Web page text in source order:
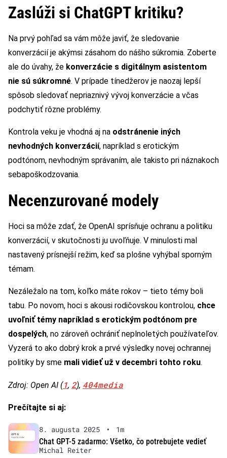
Zaslúži si ChatGPT kritiku?
Na prvý pohľad sa vám môže javiť, že sledovanie
konverzácií je akýmsi zásahom do nášho súkromia. Zoberte
ale do úvahy, že konverzácie s digitálnym asistentom
nie sú súkromné. V prípade tínedžerov je naozaj lepší
spôsob sledovať nepriaznivý vývoj konverzácie a včas
podchytiť rôzne problémy.
Kontrola veku je vhodná aj na odstránenie iných
nevhodných konverzácií, napríklad s erotickým
podtónom, nevhodným správaním, ale takisto pri náznakoch
sebapoškodzovania.
Necenzurované modely
Hoci sa môže zdať, že OpenAI sprísňuje ochranu a politiku
konverzácií, v skutočnosti ju uvoľňuje. V minulosti mal
nastavený prísnejší režim, keď sa plošne vyhýbal sporným
témam.
Nezáležalo na tom, koľko máte rokov – tieto témy boli
tabu. Po novom, hoci s akousi rodičovskou kontrolou, chce
uvoľniť témy napríklad s erotickým podtónom pre
dospelých, no zároveň ochrániť neplnoletých používateľov.
Vyzerá to ako dobrý krok a prvé výsledky novej ochrannej
politiky by sme mali vidieť už v decembri tohto roku.
Zdroj: Open AI (1, 2), 404media
Prečítajte si aj:
8. augusta 2025 •
1m
Chat GPT-5 zadarmo: Všetko, čo potrebujete vedieť
Michal Reiter